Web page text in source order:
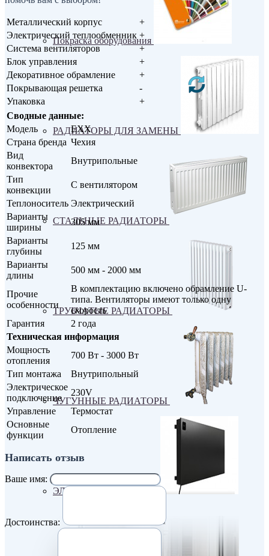
Покраска оборудования
РАДИАТОРЫ ДЛЯ ЗАМЕНЫ
СТАЛЬНЫЕ РАДИАТОРЫ
ТРУБЧАТЫЕ РАДИАТОРЫ
ЧУГУННЫЕ РАДИАТОРЫ
ЭЛЕКТРО РАДИАТОРЫ
Металлический корпус
+
Электрический теплообменник +
Система вентиляторов
+
Блок управления
+
Декоративное обрамление
+
Покрывающая решетка
-
Упаковка
+
Сводные данные:
Модель
EXX
Страна бренда Чехия
Вид
конвектора
Внутрипольные
Тип
конвекции
С вентилятором
Теплоноситель Электрический
Варианты
ширины
305 мм
Варианты
глубины
125 мм
Варианты
длины
500 мм - 2000 мм
Прочие
особенности
В комплектацию включено обрамление U-
типа. Вентиляторы имеют только одну
скорость
Гарантия
2 года
Техническая информация
Мощность
отопления
700 Вт - 3000 Вт
Тип монтажа
Внутрипольный
Электрическое
подключение
230V
Управление
Термостат
Основные
функции
Отопление
Написать отзыв
Ваше имя:
Достоинства: